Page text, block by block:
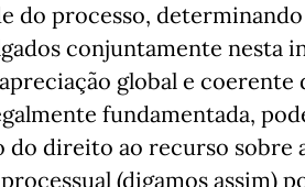
do processo,
conjuntamente nesta
global e coerente
fundamentada,
do direito ao recurso sobre
(digamos assim)